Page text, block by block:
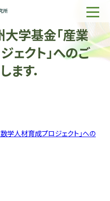
学基金「産業
ェクト」へのご
す．
学人材育成プロジェクト」への